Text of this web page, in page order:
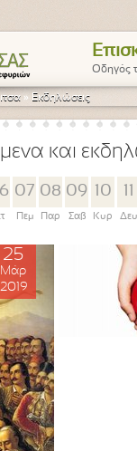
Οδηγός
» Εκδηλώσεις
και
07
Πεμ
08
Παρ
09
Σαβ
10
Κυρ Δευ
25
Μάρ
2019